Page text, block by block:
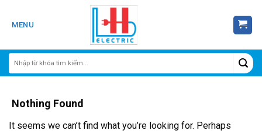
MENU
Nothing Found
It seems we can’t find what you’re looking for. Perhaps